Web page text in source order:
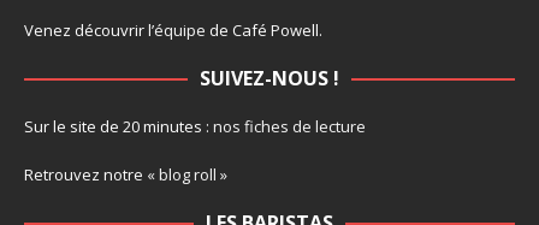
Venez découvrir l’équipe de Café Powell.
SUIVEZ-NOUS !
Sur le site de 20 minutes : nos fiches de lecture
Retrouvez notre « blog roll »